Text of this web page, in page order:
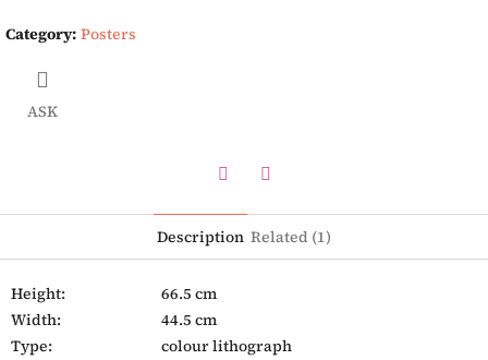
Category: Posters
ASK
Description Related (1)
Height:
66.5 cm
Width:
44.5 cm
Type:
colour lithograph